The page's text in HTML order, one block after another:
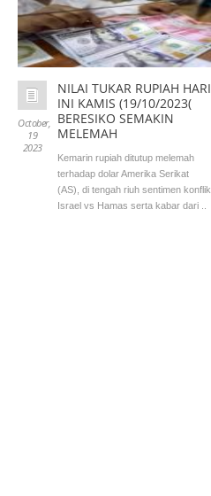
October,
19
2023
NILAI TUKAR RUPIAH HARI
INI KAMIS (19/10/2023(
BERESIKO SEMAKIN
MELEMAH
Kemarin rupiah ditutup melemah
terhadap dolar Amerika Serikat
(AS), di tengah riuh sentimen konflik
Israel vs Hamas serta kabar dari ..